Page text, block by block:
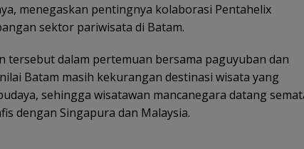
menegaskan pentingnya kolaborasi Pentahelix
sektor pariwisata di Batam.
tersebut dalam pertemuan bersama paguyuban dan
Batam masih kekurangan destinasi wisata yang
sehingga wisatawan mancanegara datang
dengan Singapura dan Malaysia.